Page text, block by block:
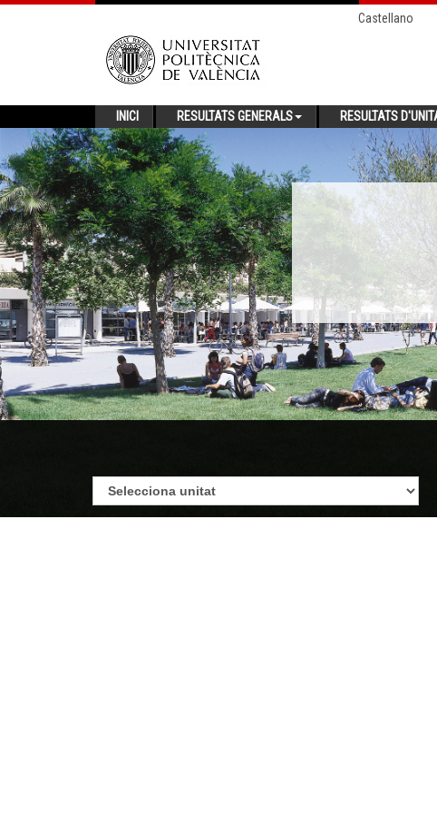
Castellano
INICI RESULTATS GENERALS RESULTATS